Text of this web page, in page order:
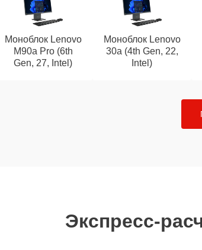
Моноблок Lenovo
M90a Pro (6th
Gen, 27, Intel)
Моноблок Lenovo
30a (4th Gen, 22,
Intel)
Экспресс-